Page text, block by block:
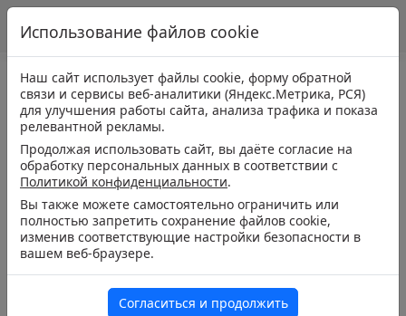
Использование файлов cookie
Наш сайт использует файлы cookie, форму обратной
связи и сервисы веб-аналитики (Яндекс.Метрика, РСЯ)
для улучшения работы сайта, анализа трафика и показа
релевантной рекламы.
Продолжая использовать сайт, вы даёте согласие на
обработку персональных данных в соответствии с
Политикой конфиденциальности.
Вы также можете самостоятельно ограничить или
полностью запретить сохранение файлов cookie,
изменив соответствующие настройки безопасности в
вашем веб-браузере.
Согласиться и продолжить